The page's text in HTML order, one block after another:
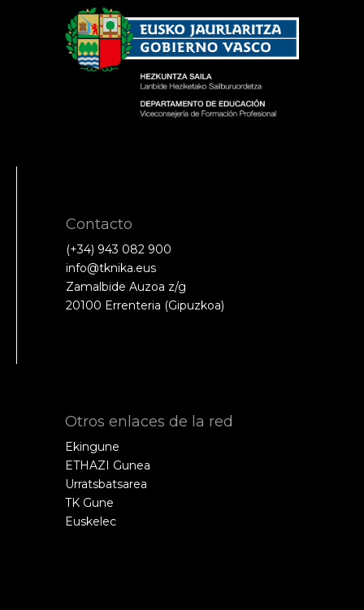
Contacto
(+34) 943 082 900
info@tknika.eus
Zamalbide Auzoa z/g
20100 Errenteria (Gipuzkoa)
Otros enlaces de la red
Ekingune
ETHAZI Gunea
Urratsbatsarea
TK Gune
Euskelec